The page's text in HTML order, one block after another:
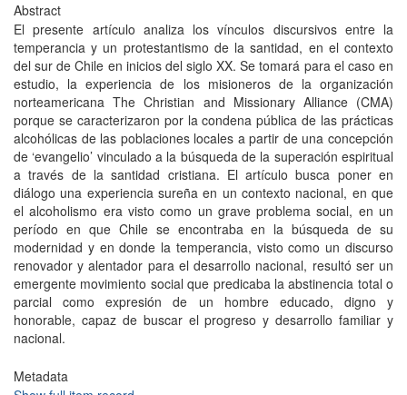
Abstract
El presente artículo analiza los vínculos discursivos entre la
temperancia y un protestantismo de la santidad, en el contexto
del sur de Chile en inicios del siglo XX. Se tomará para el caso en
estudio, la experiencia de los misioneros de la organización
norteamericana The Christian and Missionary Alliance (CMA)
porque se caracterizaron por la condena pública de las prácticas
alcohólicas de las poblaciones locales a partir de una concepción
de ‘evangelio’ vinculado a la búsqueda de la superación espiritual
a través de la santidad cristiana. El artículo busca poner en
diálogo una experiencia sureña en un contexto nacional, en que
el alcoholismo era visto como un grave problema social, en un
período en que Chile se encontraba en la búsqueda de su
modernidad y en donde la temperancia, visto como un discurso
renovador y alentador para el desarrollo nacional, resultó ser un
emergente movimiento social que predicaba la abstinencia total o
parcial como expresión de un hombre educado, digno y
honorable, capaz de buscar el progreso y desarrollo familiar y
nacional.
Metadata